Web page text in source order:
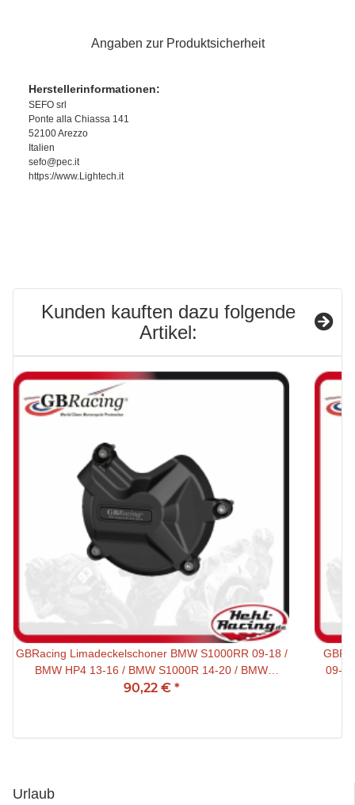
Angaben zur Produktsicherheit
Herstellerinformationen:
SEFO srl
Ponte alla Chiassa 141
52100 Arezzo
Italien
sefo@pec.it
https://www.Lightech.it
Kunden kauften dazu folgende
Artikel:
GBRacing Limadeckelschoner BMW S1000RR 09-18 /
BMW HP4 13-16 / BMW S1000R 14-20 / BMW
S1000XR 15-19 / Bimota BB3 14-
90,22 € *
09-
Urlaub